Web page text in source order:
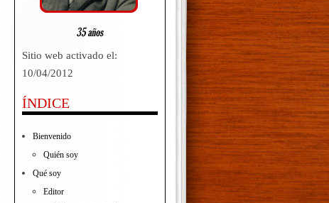
Sitio web activado el:
10/04/2012
ÍNDICE
Bienvenido
Quién soy
Qué soy
Editor